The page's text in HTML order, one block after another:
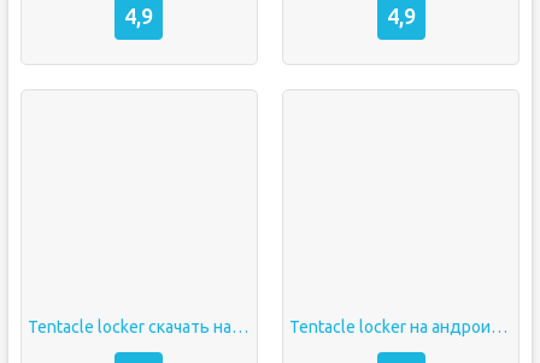
4,9 4,9
Tentacle locker скачать на андроид Tentacle locker на андроид без цензуры скачать